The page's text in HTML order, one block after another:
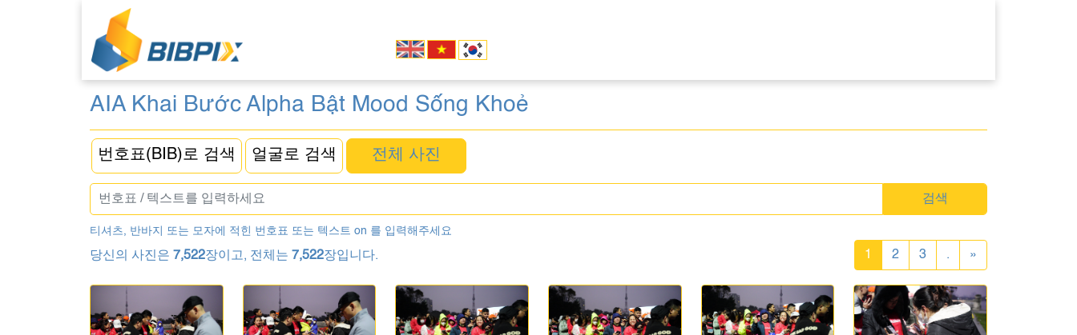
AIA Khai Bước Alpha Bật Mood Sống Khoẻ
번호표(BIB)로 검색 얼굴로 검색 전체 사진
검색
티셔츠, 반바지 또는 모자에 적힌 번호표 또는 텍스트 on 를 입력해주세요
당신의 사진은 7,522장이고, 전체는 7,522장입니다. 1 2 3 . »